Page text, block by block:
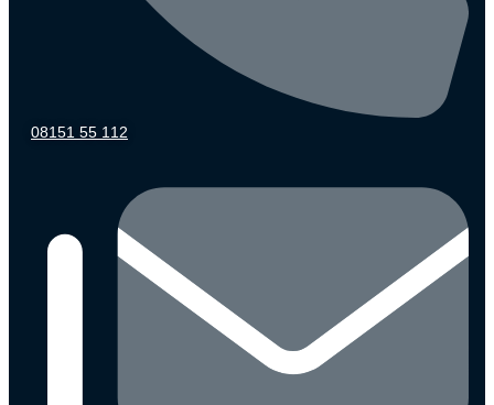
08151 55 112